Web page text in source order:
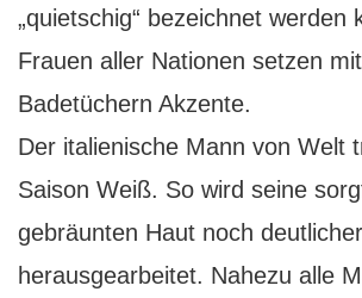
„quietschig“ bezeichnet werden
Frauen aller Nationen setzen
Badetüchern Akzente.
Der italienische Mann von Welt
Saison Weiß. So wird seine
gebräunten Haut noch deutlicher
herausgearbeitet. Nahezu alle